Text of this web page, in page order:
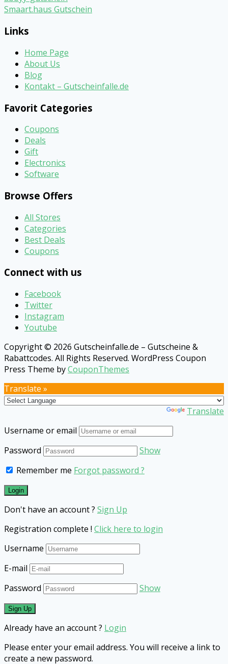
Smaart.haus Gutschein
Links
Home Page
About Us
Blog
Kontakt – Gutscheinfalle.de
Favorit Categories
Coupons
Deals
Gift
Electronics
Software
Browse Offers
All Stores
Categories
Best Deals
Coupons
Connect with us
Facebook
Twitter
Instagram
Youtube
Copyright © 2026 Gutscheinfalle.de – Gutscheine &
Rabattcodes. All Rights Reserved. WordPress Coupon
Press Theme byCouponThemes
Translate »
Translate
Username or email
Password
Show
Remember me Forgot password ?
Don't have an account ? Sign Up
Registration complete ! Click here to login
Username
E-mail
Password
Show
Already have an account ? Login
Please enter your email address. You will receive a link to
create a new password.